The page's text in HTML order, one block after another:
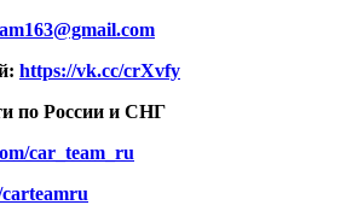
https://vk.cc/crXvfy
по России и СНГ
car_team_ru